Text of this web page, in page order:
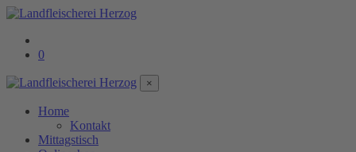
0
×
Home
Kontakt
Mittagstisch